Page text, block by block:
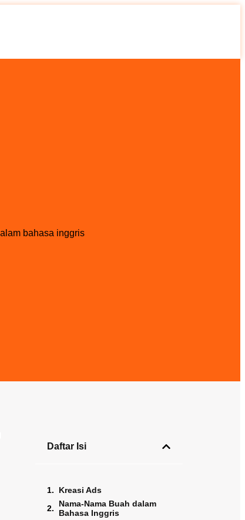
Daftar Isi
Kreasi Ads
Nama-Nama Buah dalam
Bahasa Inggris